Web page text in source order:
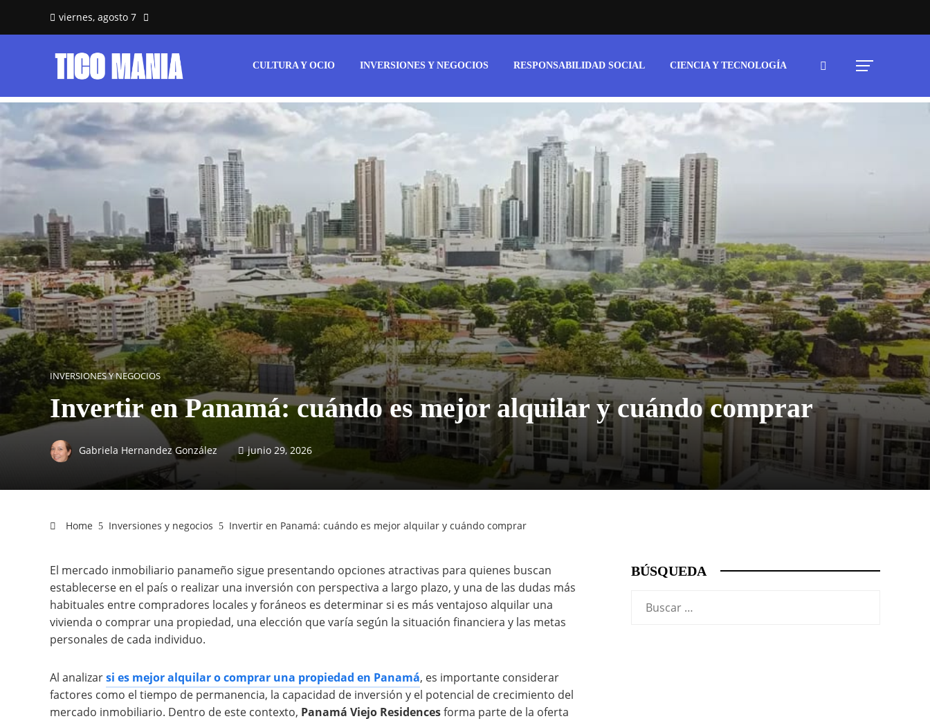
viernes, agosto 7
CULTURA Y OCIO INVERSIONES Y NEGOCIOS RESPONSABILIDAD SOCIAL CIENCIA Y TECNOLOGÍA
INVERSIONES Y NEGOCIOS
Invertir en Panamá: cuándo es mejor alquilar y cuándo comprar
Gabriela Hernandez González junio 29, 2026
Home Inversiones y negocios Invertir en Panamá: cuándo es mejor alquilar y cuándo comprar
El mercado inmobiliario panameño sigue presentando opciones atractivas para quienes buscan
establecerse en el país o realizar una inversión con perspectiva a largo plazo, y una de las dudas más
habituales entre compradores locales y foráneos es determinar si es más ventajoso alquilar una
vivienda o comprar una propiedad, una elección que varía según la situación financiera y las metas
personales de cada individuo.
Al analizarsi es mejor alquilar o comprar una propiedad en Panamá, es importante considerar
factores como el tiempo de permanencia, la capacidad de inversión y el potencial de crecimiento del
mercado inmobiliario. Dentro de este contexto, Panamá Viejo Residencesforma parte de la oferta
BÚSQUEDA